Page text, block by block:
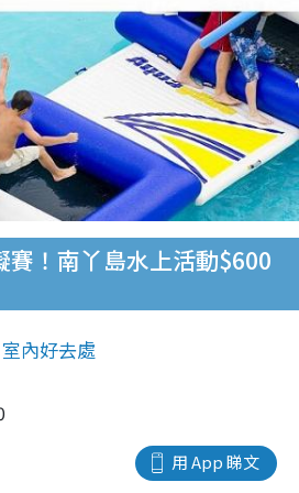
賽！南丫島水上活動$600
室內好去處
用 App 睇文